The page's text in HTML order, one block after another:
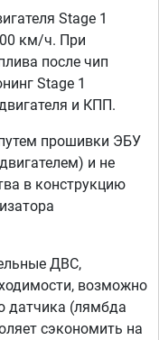
Stage 1
км/ч. При
после чип
Stage 1
и КПП.
прошивки ЭБУ
и не
в конструкцию
ДВС,
возможно
датчика (лямбда
сэкономить на